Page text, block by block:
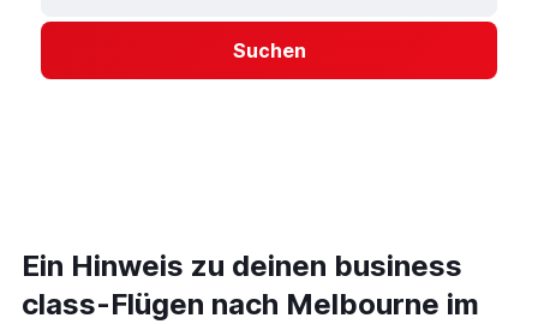
Suchen
Ein Hinweis zu deinen business
class-Flügen nach Melbourne im